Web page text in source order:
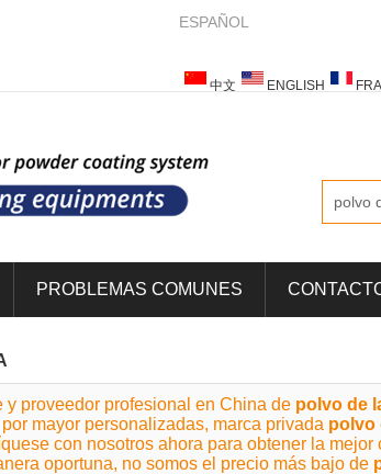
ESPAÑOL
中文 ENGLISH
PROBLEMAS COMUNES
y proveedor profesional en China de polvo de
mayor personalizadas, marca privada polvo
con nosotros ahora para obtener la
oportuna, no somos el precio más bajo de